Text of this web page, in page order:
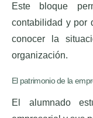
Este bloque
contabilidad y por
conocer la
organización.
El patrimonio de la
El alumnado